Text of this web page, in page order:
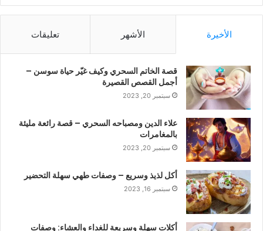
الأخيرة الأشهر تعليقات
قصة الخاتم السحري وكيف غيّر حياة سوسن –
أجمل القصص القصيرة
سبتمبر 20, 2023
علاء الدين ومصباحه السحري – قصة رائعة مليئة
بالمغامرات
سبتمبر 20, 2023
أكل لذيذ وسريع – وصفات طهي سهلة التحضير
سبتمبر 16, 2023
أكلات سهلة وسريعة للغداء والعشاء: وصفات